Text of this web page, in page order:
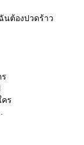
นต้องปวดร้าว
ร